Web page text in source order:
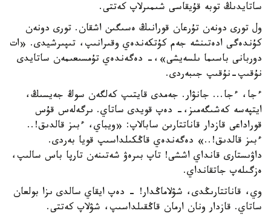
ساتايدىڭ توبە قۇيقاسى شىمىرلاپ كەتتى.
ول تورى دونەن تۇرعان قورانىڭ ەسىگىن اشقان. تورى دونەن
كۇندەگى ادەتىنشە جەم كۇتكەندەي وقىرانىپ، تىپىرشيدى. «ات
دوربانى باسىما ىلسەيشى»،- دەگەندەي تۇمسىعىمەن ساتايدى
نۇقىپ-نۇقىپ جىبەردى.
ءجا، ءجا... جانۋار. جەمدى قايتىپ كەلگەن سوڭ جەيسىڭ،
ايتپەسە كەشىگەمىز،- دەپ قويدى ساتاي. ىرگەلەس قۇس
قوراداعى قازدار قاناتتارىن سابالاپ: «ويباي، ءبىز قالدىق!..
ءبىز قالدىق!..» دەگەندەي قاڭكىلداسىپ قويا بەردى.
داۋىستارى قانداي اششى! تاپ بىرەۋ شەتىنەن تارپا باس سالىپ،
ەزگىلەپ جاتقانداي.
وي، قاناتتارىڭدى، شۋلاماڭدار! - دەپ ايقاي سالدى ىزا بولعان
ساتاي. قازدار ونان ارمان قاڭقىلداسىپ، شۋلاپ كەتتى.